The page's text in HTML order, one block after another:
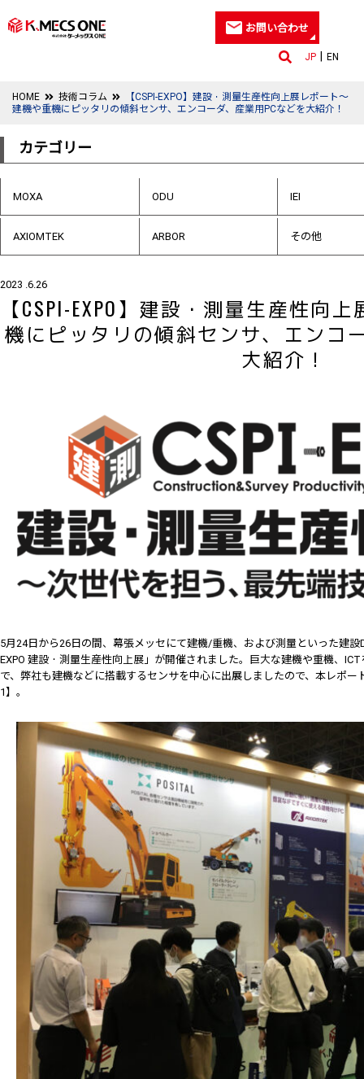
JP EN
お問い合わせ
HOME 技術コラム
【CSPI-EXPO】建設・測量生産性向上展レポート～
建機や重機にピッタリの傾斜センサ、エンコーダ、産業用PCなどを大紹介！
2023 .6.26
【CSPI-EXPO】建設・測量生産性向
機にピッタリの傾斜センサ、エンコ
大紹介！
5月24日から26日の間、幕張メッセにて建機/重機、および測量といった建
EXPO 建設・測量生産性向上展」が開催されました。巨大な建機や重機、
で、弊社も建機などに搭載するセンサを中心に出展しましたので、本レポ
1】。
カテゴリー
MOXA ODU IEI
AXIOMTEK ARBOR その他